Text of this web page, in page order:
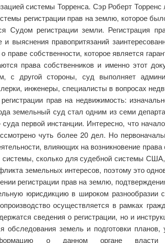
системы Торренса. Сэр Роберт Торренс
регистрации прав на землю, которое
регистрации земли. Регистрация
выяснения правопритязаний
праве собственности, которое является
права собственников и именно этот
с другой стороны, суд выполняет
инженеры, специалисты в вопросах
прав на недвижимость:
земельный суд стал одним из семи
первой инстанции. Интересно, что
чуть более 20 дел. Но
влияющих на возникновение
сколько для судебной системы
земельных интересов, поэтому это
регистрации прав на землю,
юрисдикцию в широком
осуществляется в рамках
сведения о регистрации, но и
обследования земель и подготовки
о данном органе